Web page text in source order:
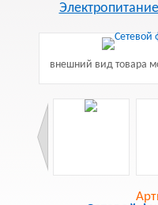
Электропитание
внешний вид товара